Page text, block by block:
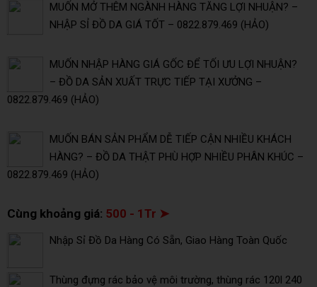
MUỐN MỞ THÊM NGÀNH HÀNG TĂNG LỢI NHUẬN? –
NHẬP SỈ ĐỒ DA GIÁ TỐT – 0822.879.469 (HẢO)
MUỐN NHẬP HÀNG GIÁ GỐC ĐỂ TỐI ƯU LỢI NHUẬN?
– ĐỒ DA SẢN XUẤT TRỰC TIẾP TẠI XƯỞNG –
0822.879.469 (HẢO)
MUỐN BÁN SẢN PHẨM DỄ TIẾP CẬN NHIỀU KHÁCH
HÀNG? – ĐỒ DA THẬT PHÙ HỢP NHIỀU PHÂN KHÚC –
0822.879.469 (HẢO)
Cùng khoảng giá: 500 - 1Tr ➤
Nhập Sỉ Đồ Da Hàng Có Sẵn, Giao Hàng Toàn Quốc
Thùng đựng rác bảo vệ môi trường, thùng rác 120l 240